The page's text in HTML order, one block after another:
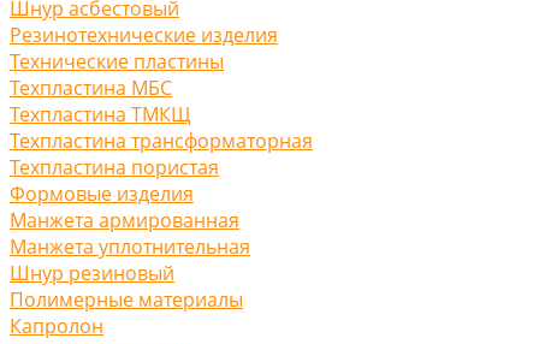
Шнур асбестовый
Резинотехнические изделия
Технические пластины
Техпластина МБС
Техпластина ТМКЩ
Техпластина трансформаторная
Техпластина пористая
Формовые изделия
Манжета армированная
Манжета уплотнительная
Шнур резиновый
Полимерные материалы
Капролон